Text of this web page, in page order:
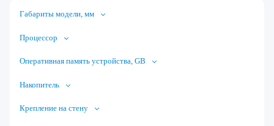
Габариты модели, мм
Процессор
Оперативная память устройства, GB
Накопитель
Крепление на стену